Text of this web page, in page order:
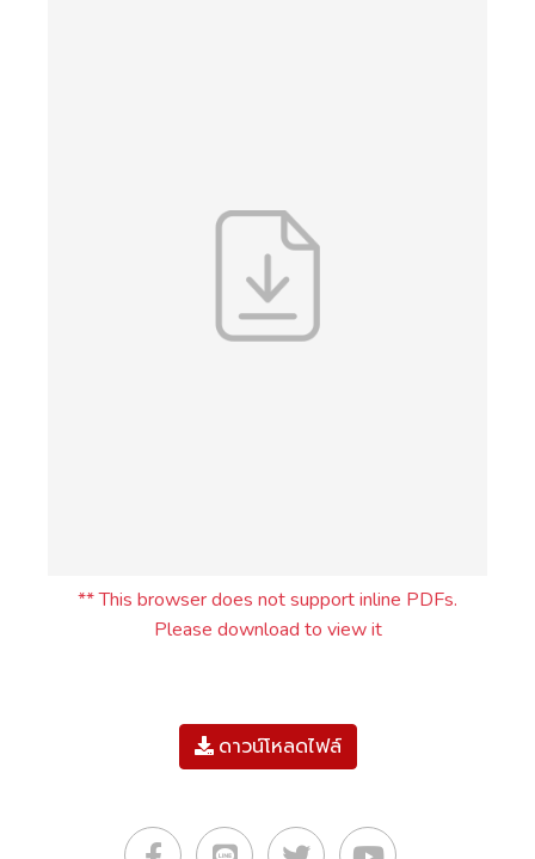
** This browser does not support inline PDFs.
Please download to view it
ดาวน์โหลดไฟล์